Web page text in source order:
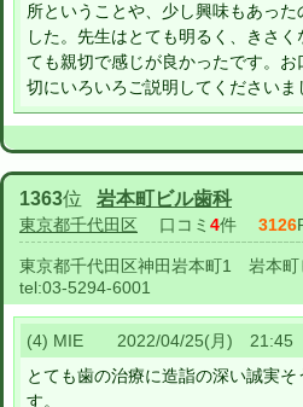
所ということや、少し興味もあっ
した。先生はとても明るく、きさ
ても親切で感じが良かったです。
切にいろいろご説明してくださいま
1363位 岩本町ビル歯科
東京都千代田区 口コミ 4件 3126
東京都千代田区神田岩本町1 岩本町
tel:03-5294-6001
(4) MIE 2022/04/25(月) 21:45
とても歯の治療に造詣の深い誠実
す。